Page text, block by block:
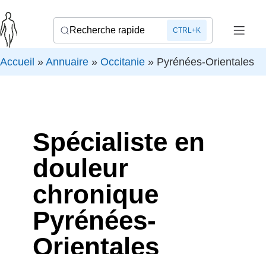
Recherche rapide CTRL+K
Accueil » Annuaire » Occitanie » Pyrénées-Orientales
Spécialiste en
douleur
chronique
Pyrénées-
Orientales